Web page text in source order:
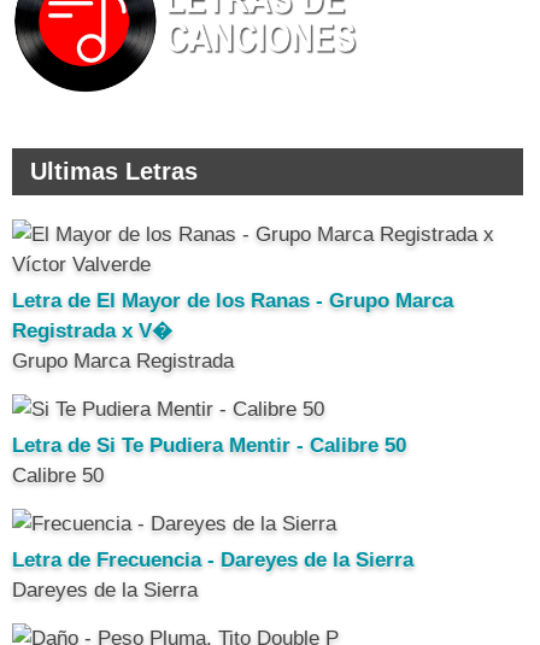
Ultimas Letras
Letra de El Mayor de los Ranas - Grupo Marca
Registrada x V�
Grupo Marca Registrada
Letra de Si Te Pudiera Mentir - Calibre 50
Calibre 50
Letra de Frecuencia - Dareyes de la Sierra
Dareyes de la Sierra